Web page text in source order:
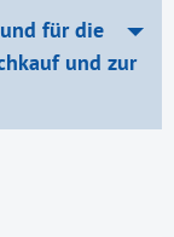
für die
und zur